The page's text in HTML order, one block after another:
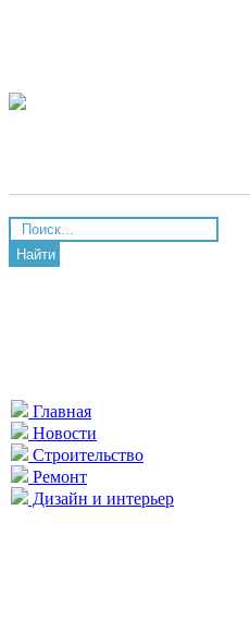
Найти
Главная
Новости
Строительство
Ремонт
Дизайн и интерьер